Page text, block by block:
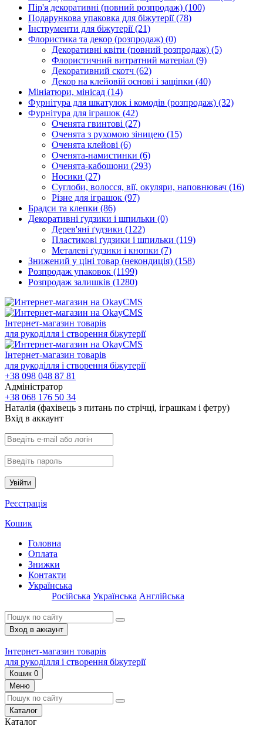
Пір'я декоративні (повний розпродаж) (100)
Подарункова упаковка для біжутерії(78)
Інструменти для біжутерії(21)
Флористика та декор (розпродаж) (0)
Декоративні квіти (повний розпродаж) (5)
Флористичний витратний матеріал (9)
Декоративний скотч (62)
Декор на клейовій основі і защіпки (40)
Мініатюри, мінісад (14)
Фурнітура для шкатулок і комодів (розпродаж) (32)
Фурнітура для іграшок (42)
Оченята гвинтові (27)
Оченята з рухомою зіницею (15)
Оченята клейові (6)
Оченята-намистинки (6)
Оченята-кабошони (293)
Носики (27)
Суглоби, волосся, вії, окуляри, наповнювач (16)
Різне для іграшок (97)
Брадси та клепки (86)
Декоративні ґудзики і шпильки (0)
Дерев'яні ґудзики (122)
Пластикові ґудзики і шпильки (119)
Металеві ґудзики і кнопки (7)
Знижений у ціні товар (некондиція) (158)
Розпродаж упаковок (1199)
Розпродаж залишків (1280)
Інтернет-магазин товарів
для рукоділля і створення біжутерії
Інтернет-магазин товарів
для рукоділля і створення біжутерії
+38 098 048 87 81
Адміністратор
+38 068 176 50 34
Наталія (фахівець з питань по стрічці, іграшкам і фетру)
Вхiд в аккаунт
Увійти
Реєстрація
Кошик
Головна
Оплата
Знижки
Контакти
Українська
Російська Українська Англійська
Вход в аккаунт
Інтернет-магазин товарів
для рукоділля і створення біжутерії
Кошик 0
Меню
Каталог
Каталог